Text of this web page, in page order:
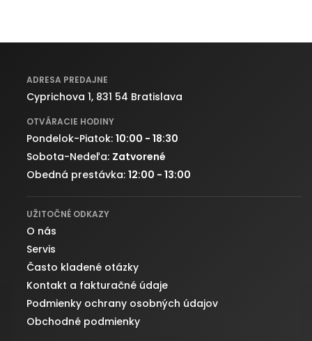
ADRESA PREDAJNE
Cyprichova 1, 831 54 Bratislava
OTVÁRACIE HODINY
Pondelok-Piatok: 10:00 - 18:30
Sobota-Nedeľa: Zatvorené
Obedná prestávka: 12:00 - 13:00
UŽITOČNÉ ODKAZY
O nás
Servis
Často kladené otázky
Kontakt a fakturačné údaje
Podmienky ochrany osobných údajov
Obchodné podmienky